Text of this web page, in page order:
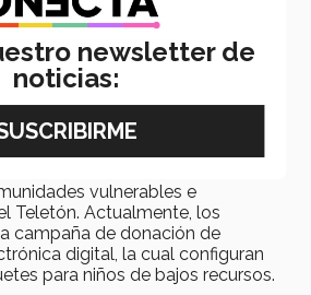
crear dos equipos First Lego
de nivel secundaria en los
de robótica que apoya a niños
de robótica de PrepaTec
la gira Buluk dentro de varias
talleres de robótica así
vulnerables e
Teletón. Actualmente, los
campaña de donación de
digital, la cual configuran
para niños de bajos recursos.
newsletter de
noticias: